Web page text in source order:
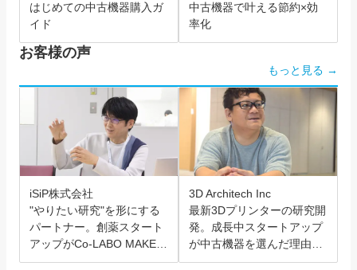
はじめての中古機器購入ガ
イド
中古機器で叶える節約×効
率化
お客様の声
もっと見る →
iSiP株式会社
"やりたい研究"を形にする
パートナー。創薬スタート
アップがCo-LABO MAKER
を選んだ理由。
3D Architech Inc
最新3Dプリンターの研究開
発。成長中スタートアップ
が中古機器を選んだ理由と
は？